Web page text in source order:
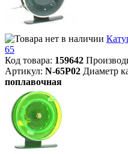
65
Код товара: 159642
Артикул: N-65P02 Диаметр
поплавочная